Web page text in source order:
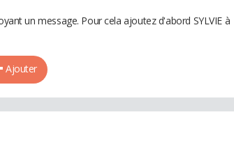
un message. Pour cela ajoutez d'abord SYLVIE à
Ajouter